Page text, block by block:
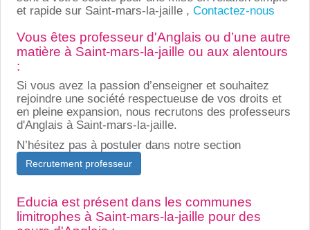
et rapide sur Saint-mars-la-jaille , Contactez-nous
Vous êtes professeur d'Anglais ou d’une autre
matière à Saint-mars-la-jaille ou aux alentours
:
Si vous avez la passion d’enseigner et souhaitez
rejoindre une société respectueuse de vos droits et
en pleine expansion, nous recrutons des professeurs
d'Anglais à Saint-mars-la-jaille.
N’hésitez pas à postuler dans notre section
Recrutement professeur
Educia est présent dans les communes
limitrophes à Saint-mars-la-jaille pour des